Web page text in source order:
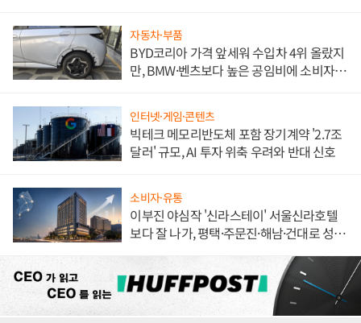
자동차·부품
BYD코리아 가격 앞세워 수입차 4위 올랐지
만, BMW·벤츠보다 높은 공임비에 소비자
인터넷·게임·콘텐츠
빅테크 메모리반도체 포함 장기계약 '2.7조
달러' 규모, AI 투자 위축 우려와 반대 신호
소비자·유통
이부진 야심작 '신라스테이' 서울신라호텔
보다 잘 나가, 평택·주문진·해남·건대로 성